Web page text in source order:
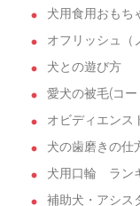
犬用食用おもち
オフリッシュ（
犬との遊び方
愛犬の被毛(コ
オビディエンス
犬の歯磨きの仕
犬用口輪 ラン
補助犬・アシス